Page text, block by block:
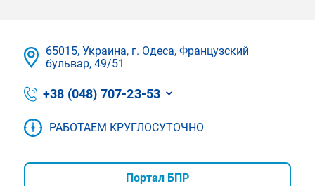
65015, Украина, г. Одеса, Французский
бульвар, 49/51
+38 (048) 707-23-53
РАБОТАЕМ КРУГЛОСУТОЧНО
Портал БПР